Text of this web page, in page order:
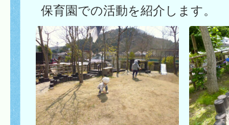
保育園での活動を紹介します。